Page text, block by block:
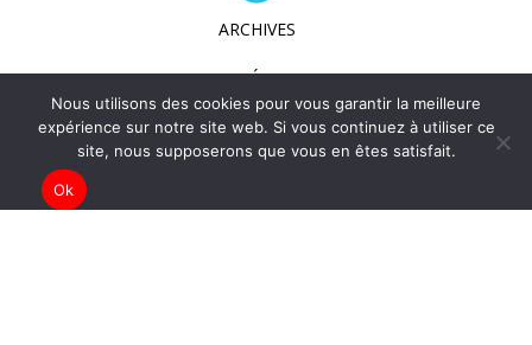
ARCHIVES
ADHÉSION
MENTIONS LÉGALES
Nous utilisons des cookies pour vous garantir la meilleure
expérience sur notre site web. Si vous continuez à utiliser ce
site, nous supposerons que vous en êtes satisfait.
Ok